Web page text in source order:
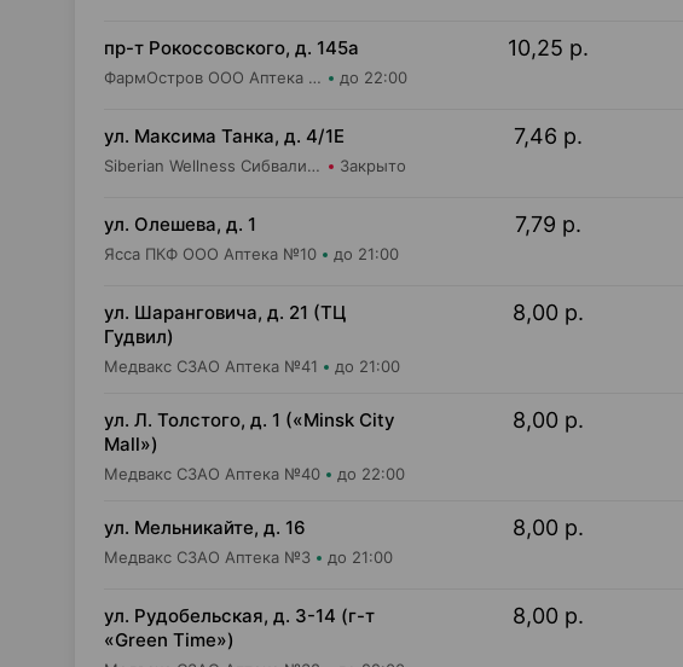
пр-т Рокоссовского, д. 145а
ФармОстров ООО Аптека №9 на Рокоссовского до 22:00
10,25 р.
ул. Максима Танка, д. 4/1Е
Siberian Wellness Сибвалио-Бел ИООО Аптека №1 Закрыто
7,46 р.
ул. Олешева, д. 1
Ясса ПКФ ООО Аптека №10 до 21:00
7,79 р.
ул. Шаранговича, д. 21 (ТЦ
Гудвил)
Медвакс СЗАО Аптека №41 до 21:00
8,00 р.
ул. Л. Толстого, д. 1 («Minsk City
Mall»)
Медвакс СЗАО Аптека №40 до 22:00
8,00 р.
ул. Мельникайте, д. 16
Медвакс СЗАО Аптека №3 до 21:00
8,00 р.
ул. Рудобельская, д. 3-14 (г-т
«Green Time»)
8,00 р.